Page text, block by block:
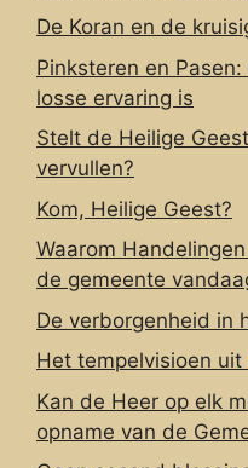
De Koran en de
Pinksteren en
losse ervaring is
Stelt de Heilige
vervullen?
Kom, Heilige Geest?
Waarom
de gemeente
De verborgenheid in
Het tempelvisioen uit
Kan de Heer op elk
opname van de